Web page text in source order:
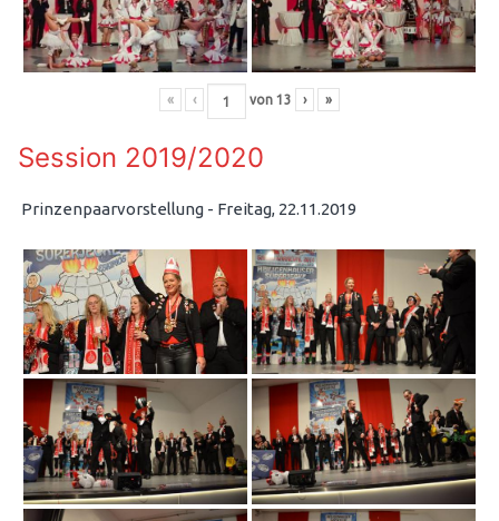
« ‹ von 13 › »
Session 2019/2020
Prinzenpaarvorstellung - Freitag, 22.11.2019